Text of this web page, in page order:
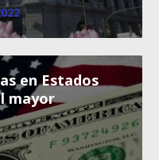
en Estados
mayor